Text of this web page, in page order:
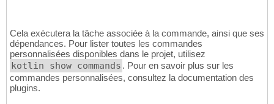
Cela exécutera la tâche associée à la commande, ainsi que ses
dépendances. Pour lister toutes les commandes
personnalisées disponibles dans le projet, utilisez
kotlin show commands . Pour en savoir plus sur les
commandes personnalisées, consultez la documentation des
plugins.